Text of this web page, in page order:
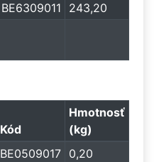
BE6309011
243,20
Kód
Hmotnosť
(kg)
BE0509017
0,20